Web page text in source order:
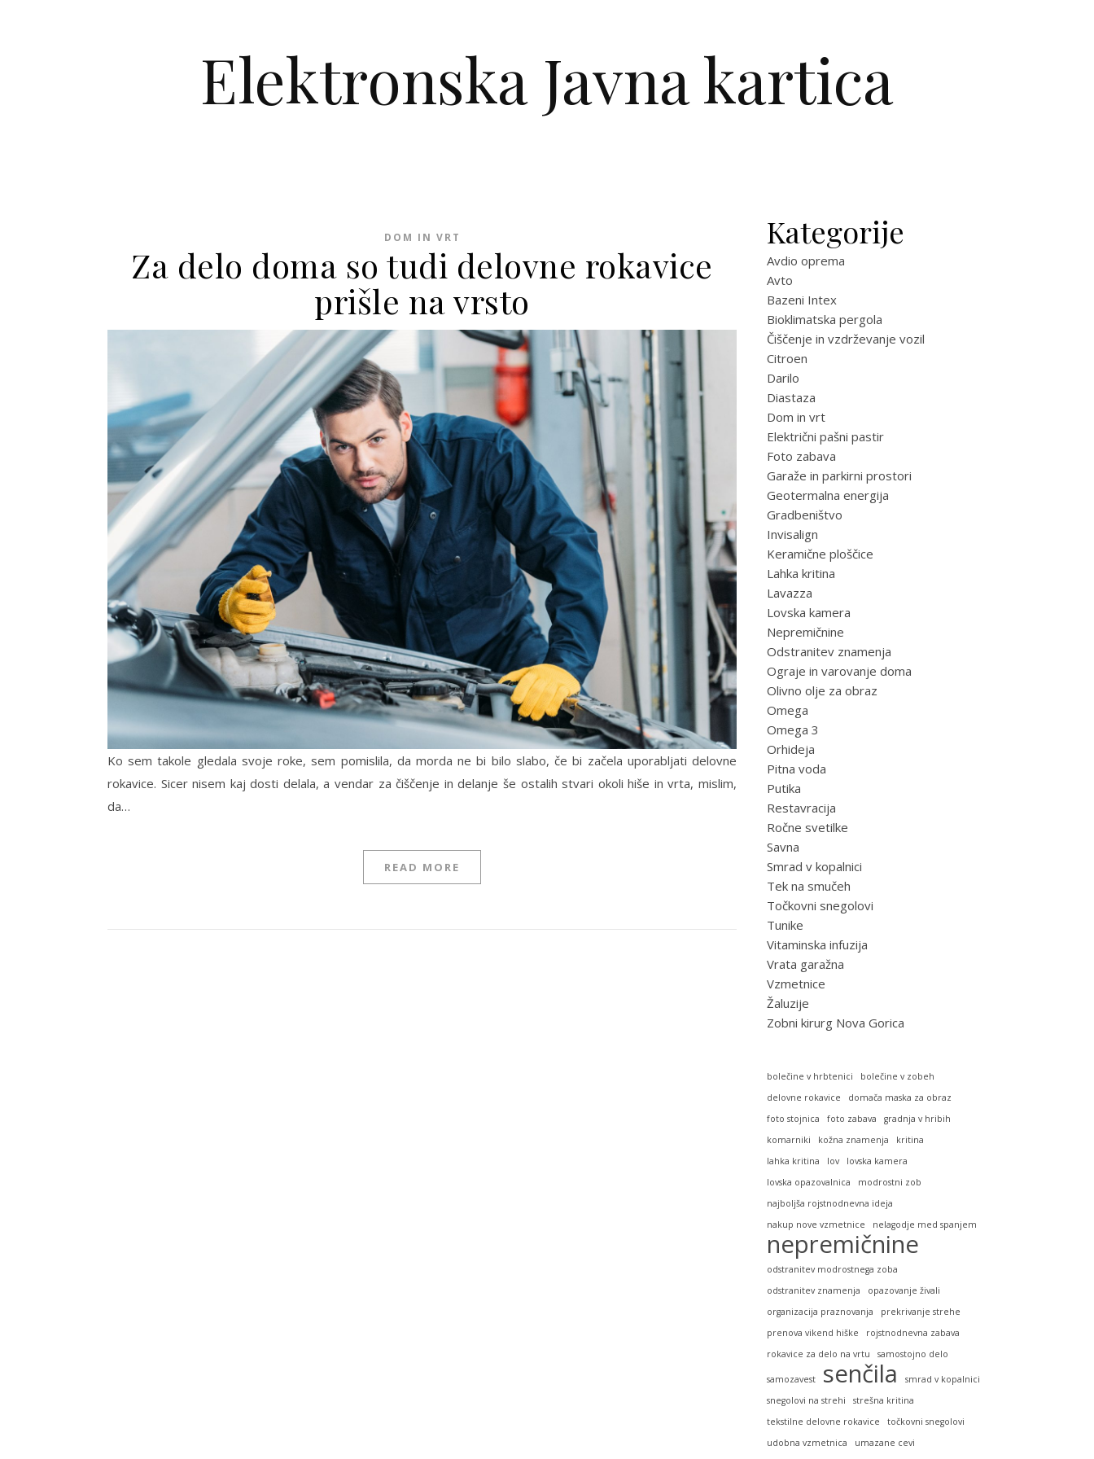
Elektronska Javna kartica
DOM IN VRT
Za delo doma so tudi delovne rokavice
prišle na vrsto
Ko sem takole gledala svoje roke, sem pomislila, da morda ne bi bilo slabo, če bi začela uporabljati delovne
rokavice. Sicer nisem kaj dosti delala, a vendar za čiščenje in delanje še ostalih stvari okoli hiše in vrta, mislim,
da…
READ MORE
Kategorije
Avdio oprema
Avto
Bazeni Intex
Bioklimatska pergola
Čiščenje in vzdrževanje vozil
Citroen
Darilo
Diastaza
Dom in vrt
Električni pašni pastir
Foto zabava
Garaže in parkirni prostori
Geotermalna energija
Gradbeništvo
Invisalign
Keramične ploščice
Lahka kritina
Lavazza
Lovska kamera
Nepremičnine
Odstranitev znamenja
Ograje in varovanje doma
Olivno olje za obraz
Omega
Omega 3
Orhideja
Pitna voda
Putika
Restavracija
Ročne svetilke
Savna
Smrad v kopalnici
Tek na smučeh
Točkovni snegolovi
Tunike
Vitaminska infuzija
Vrata garažna
Vzmetnice
Žaluzije
Zobni kirurg Nova Gorica
bolečine v hrbtenici
bolečine v zobeh
delovne rokavice
domača maska za obraz
foto stojnica
foto zabava
gradnja v hribih
komarniki
kožna znamenja
kritina
lahka kritina
lov
lovska kamera
lovska opazovalnica
modrostni zob
najboljša rojstnodnevna ideja
nakup nove vzmetnice
nelagodje med spanjem
nepremičnine
odstranitev modrostnega zoba
odstranitev znamenja
opazovanje živali
organizacija praznovanja
prekrivanje strehe
prenova vikend hiške
rojstnodnevna zabava
rokavice za delo na vrtu
samostojno delo
samozavest senčila
smrad v kopalnici
snegolovi na strehi
strešna kritina
tekstilne delovne rokavice
točkovni snegolovi
udobna vzmetnica
umazane cevi